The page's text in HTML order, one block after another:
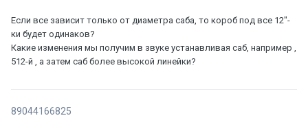
Если все зависит только от диаметра саба, то короб под все 12"-
ки будет одинаков?
Какие изменения мы получим в звуке устанавливая саб, например ,
512-й , а затем саб более высокой линейки?
89044166825